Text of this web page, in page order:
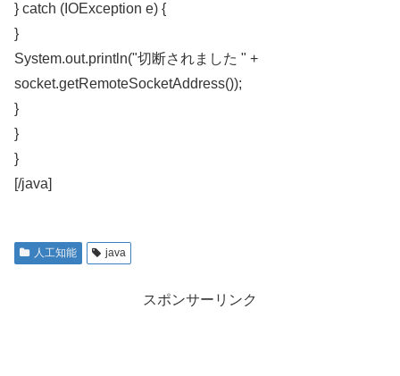
} catch (IOException e) {
}
System.out.println("切断されました " +
socket.getRemoteSocketAddress());
}
}
}
[/java]
人工知能 java
スポンサーリンク